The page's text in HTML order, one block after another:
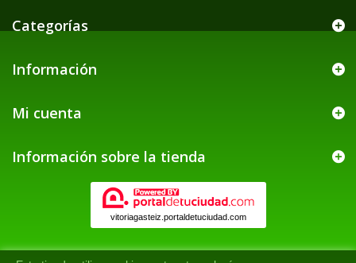
Categorías
Información
Mi cuenta
Información sobre la tienda
vitoriagasteiz.portaldetuciudad.com